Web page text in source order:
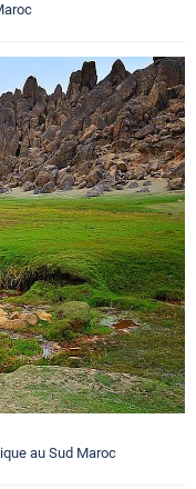
au Sud Maroc